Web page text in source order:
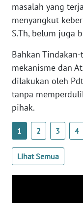
masalah yang
menyangkut
S.Th, belum juga
Bahkan
mekanisme dan
dilakukan oleh
tanpa
pihak.
1 2 3 4
Lihat Semua
WN
RIAU
SERAMBI
WN
JAMBI
WN
SULTRA
WN
NTB